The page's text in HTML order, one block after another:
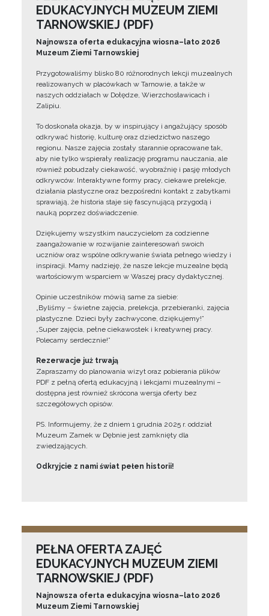
EDUKACYJNYCH MUZEUM ZIEMI
TARNOWSKIEJ (PDF)
Najnowsza oferta edukacyjna wiosna–lato 2026
Muzeum Ziemi Tarnowskiej
Przygotowaliśmy blisko 80 różnorodnych lekcji muzealnych
realizowanych w placówkach w Tarnowie, a także w
naszych oddziałach w Dołędze, Wierzchosławicach i
Zalipiu.
To doskonała okazja, by w inspirujący i angażujący sposób
odkrywać historię, kulturę oraz dziedzictwo naszego
regionu. Nasze zajęcia zostały starannie opracowane tak,
aby nie tylko wspierały realizację programu nauczania, ale
również pobudzały ciekawość, wyobraźnię i pasję młodych
odkrywców. Interaktywne formy pracy, ciekawe prelekcje,
działania plastyczne oraz bezpośredni kontakt z zabytkami
sprawiają, że historia staje się fascynującą przygodą i
nauką poprzez doświadczenie.
Dziękujemy wszystkim nauczycielom za codzienne
zaangażowanie w rozwijanie zainteresowań swoich
uczniów oraz wspólne odkrywanie świata pełnego wiedzy i
inspiracji. Mamy nadzieję, że nasze lekcje muzealne będą
wartościowym wsparciem w Waszej pracy dydaktycznej.
Opinie uczestników mówią same za siebie:
„Byliśmy – świetne zajęcia, prelekcja, przebieranki, zajęcia
plastyczne. Dzieci były zachwycone, dziękujemy!”
„Super zajęcia, pełne ciekawostek i kreatywnej pracy.
Polecamy serdecznie!”
Rezerwacje już trwają
Zapraszamy do planowania wizyt oraz pobierania plików
PDF z pełną ofertą edukacyjną i lekcjami muzealnymi –
dostępna jest również skrócona wersja oferty bez
szczegółowych opisów.
PS. Informujemy, że z dniem 1 grudnia 2025 r. oddział
Muzeum Zamek w Dębnie jest zamknięty dla
zwiedzających.
Odkryjcie z nami świat pełen historii!
PEŁNA OFERTA ZAJĘĆ
EDUKACYJNYCH MUZEUM ZIEMI
TARNOWSKIEJ (PDF)
Najnowsza oferta edukacyjna wiosna–lato 2026
Muzeum Ziemi Tarnowskiej